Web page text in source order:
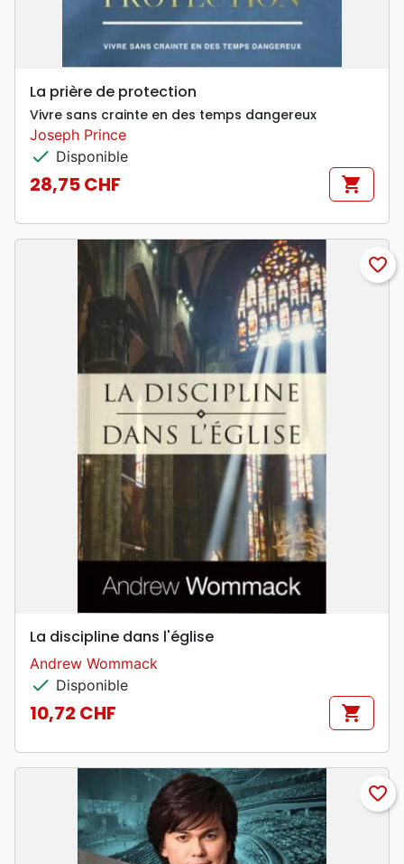
La prière de protection
Vivre sans crainte en des temps dangereux
Joseph Prince
check Disponible
Prix
28,75 CHF shopping_cart
favorite_border
La discipline dans l'église
Andrew Wommack
check Disponible
Prix
10,72 CHF shopping_cart
favorite_border